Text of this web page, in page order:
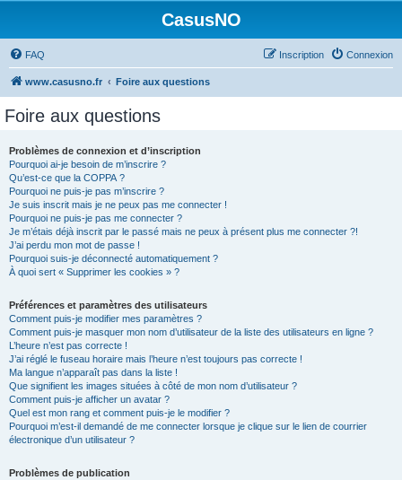
CasusNO
FAQ Connexion
Inscription
www.casusno.fr Foire aux questions
Foire aux questions
Problèmes de connexion et d’inscription
Pourquoi ai-je besoin de m’inscrire ?
Qu’est-ce que la COPPA ?
Pourquoi ne puis-je pas m’inscrire ?
Je suis inscrit mais je ne peux pas me connecter !
Pourquoi ne puis-je pas me connecter ?
Je m’étais déjà inscrit par le passé mais ne peux à présent plus me connecter ?!
J’ai perdu mon mot de passe !
Pourquoi suis-je déconnecté automatiquement ?
À quoi sert « Supprimer les cookies » ?
Préférences et paramètres des utilisateurs
Comment puis-je modifier mes paramètres ?
Comment puis-je masquer mon nom d’utilisateur de la liste des utilisateurs en ligne ?
L’heure n’est pas correcte !
J’ai réglé le fuseau horaire mais l’heure n’est toujours pas correcte !
Ma langue n’apparaît pas dans la liste !
Que signifient les images situées à côté de mon nom d’utilisateur ?
Comment puis-je afficher un avatar ?
Quel est mon rang et comment puis-je le modifier ?
Pourquoi m’est-il demandé de me connecter lorsque je clique sur le lien de courrier
électronique d’un utilisateur ?
Problèmes de publication